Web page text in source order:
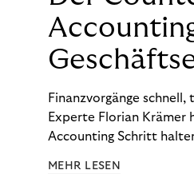
Finanzvorgänge
Experte Florian Krämer
Accounting Schritt
MEHR LESEN